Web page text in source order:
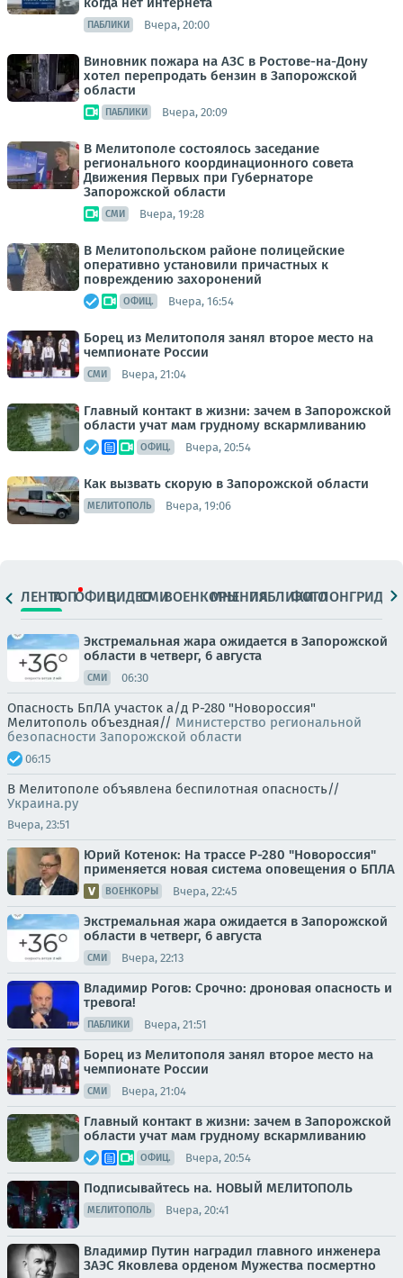
ПАБЛИКИ Вчера, 20:00
Виновник пожара на АЗС в Ростове-на-Дону
хотел перепродать бензин в Запорожской
области
ПАБЛИКИ Вчера, 20:09
В Мелитополе состоялось заседание
регионального координационного совета
Движения Первых при Губернаторе
Запорожской области
СМИ Вчера, 19:28
В Мелитопольском районе полицейские
оперативно установили причастных к
повреждению захоронений
ОФИЦ. Вчера, 16:54
Борец из Мелитополя занял второе место на
чемпионате России
СМИ Вчера, 21:04
Главный контакт в жизни: зачем в Запорожской
области учат мам грудному вскармливанию
ОФИЦ. Вчера, 20:54
Как вызвать скорую в Запорожской области
МЕЛИТОПОЛЬ Вчера, 19:06
ЛЕНТАТОПОФИЦ.ВИДЕОСМИВОЕНКОРЫМНЕНИЯПАБЛИКИ
ФОТОЛОНГРИДЫ
Экстремальная жара ожидается в Запорожской
области в четверг, 6 августа
СМИ 06:30
Опасность БпЛА участок а/д Р-280 "Новороссия"
Мелитополь объездная// Министерство региональной
безопасности Запорожской области
06:15
В Мелитополе объявлена беспилотная опасность//
Украина.ру
Вчера, 23:51
Юрий Котенок: На трассе Р-280 "Новороссия"
применяется новая система оповещения о БПЛА
ВОЕНКОРЫ Вчера, 22:45
Экстремальная жара ожидается в Запорожской
области в четверг, 6 августа
СМИ Вчера, 22:13
Владимир Рогов: Срочно: дроновая опасность и
тревога!
ПАБЛИКИ Вчера, 21:51
Борец из Мелитополя занял второе место на
чемпионате России
СМИ Вчера, 21:04
Главный контакт в жизни: зачем в Запорожской
области учат мам грудному вскармливанию
ОФИЦ. Вчера, 20:54
Подписывайтесь на. НОВЫЙ МЕЛИТОПОЛЬ
МЕЛИТОПОЛЬ Вчера, 20:41
Владимир Путин наградил главного инженера
ЗАЭС Яковлева орденом Мужества посмертно